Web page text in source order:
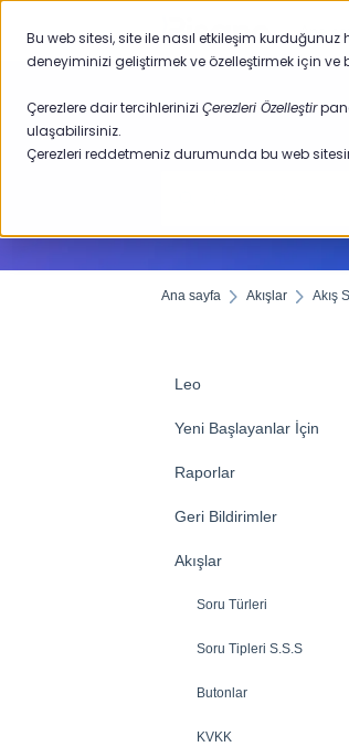
Bu web sitesi, site ile nasıl etkileşim
deneyiminizi geliştirmek ve özelleştirmek için
Çerezlere dair tercihlerinizi Çerezleri Özelleştir
ulaşabilirsiniz.
Çerezleri reddetmeniz durumunda bu web
Ana
Ana sayfa Akışlar Akış
Leo
Yeni Başlayanlar İçin
Raporlar
Geri Bildirimler
Akışlar
Soru Türleri
Soru Tipleri S.S.S
Butonlar
KVKK